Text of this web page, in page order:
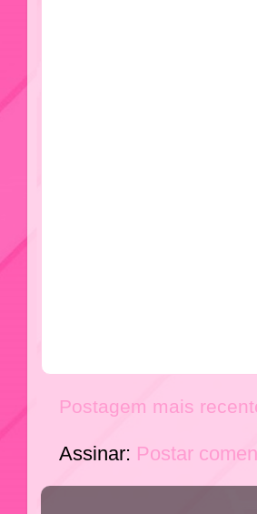
Postagem mais
Assinar: Postar